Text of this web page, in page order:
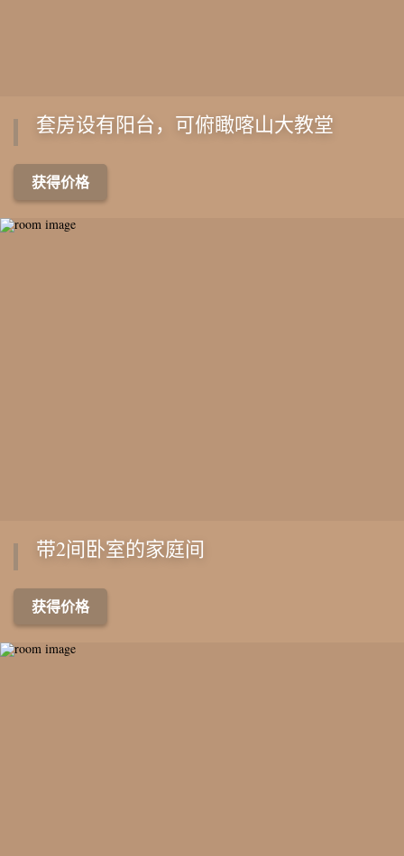
套房设有阳台，可俯瞰喀山大教堂
获得价格
带2间卧室的家庭间
获得价格